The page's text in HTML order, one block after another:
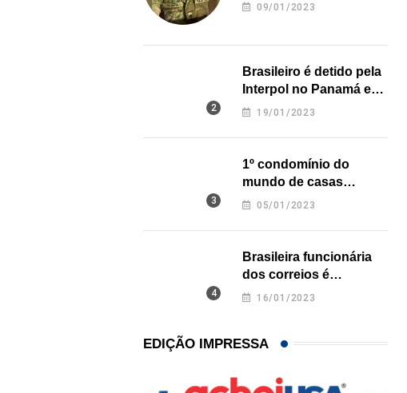
21/01/2026
09/01/2023
Brasileiro é detido pela
Interpol no Panamá e
pode pegar prisão
19/01/2023
1º condomínio do
mundo de casas
impressas em 3D é
05/01/2023
Brasileira funcionária
dos correios é
assassinada a facadas
16/01/2023
EDIÇÃO IMPRESSA